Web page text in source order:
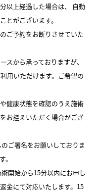
以上経過した場合は、 自動
とがございます。
ご予約をお断りさせていた
から承っておりますが、
用いただけます。ご希望の
健康状態を確認のうえ施術
お控えいただく場合がござ
ご署名をお願いしておりま
。
開始から15分以内にお申し
金にて対応いたします。15